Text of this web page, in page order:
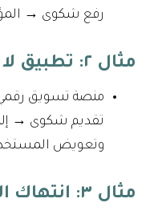
رفع شكوى →
مثال ٢: تطبيق لا يعمل وفق الإعلان
منصة تسويق رقمي
تقديم شكوى →
وتعويض
مثال ٣: انتهاك الخصوصية